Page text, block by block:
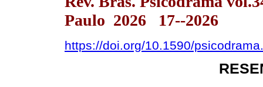
Paulo 2026 17--2026
https://doi.org/10.1590/